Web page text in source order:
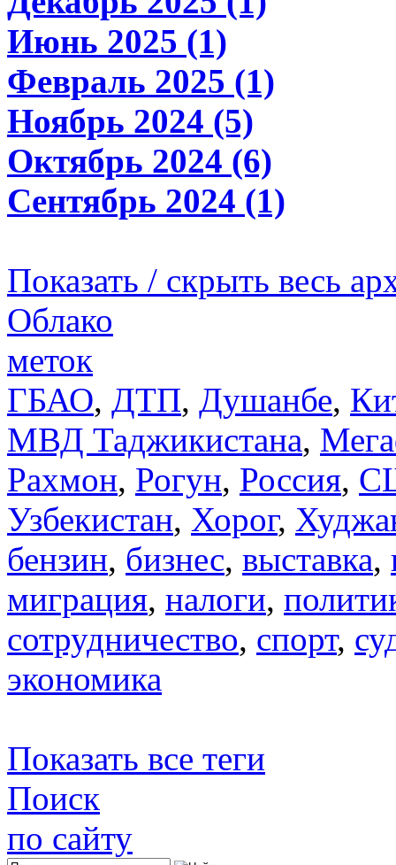
Июнь 2025 (1)
Февраль 2025 (1)
Ноябрь 2024 (5)
Октябрь 2024 (6)
Сентябрь 2024 (1)
Показать / скрыть весь
Облако
меток
ГБАО, ДТП, Душанбе,
МВД Таджикистана,
Рахмон, Рогун, Россия,
Узбекистан, Хорог,
бензин, бизнес, выставка,
миграция, налоги,
сотрудничество, спорт,
экономика
Показать все теги
Поиск
по сайту